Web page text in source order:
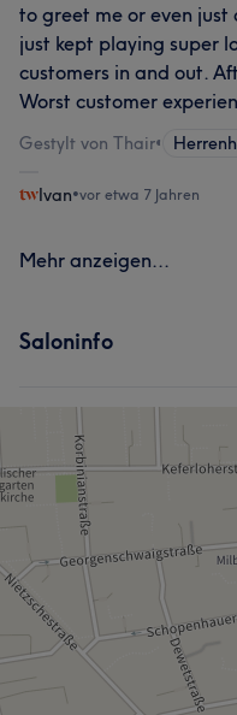
to greet me or even just
just kept playing super
customers in and out.
Worst customer
Gestylt von Thair•
Ivan•vor etwa 7 Jahren
Mehr anzeigen...
Saloninfo